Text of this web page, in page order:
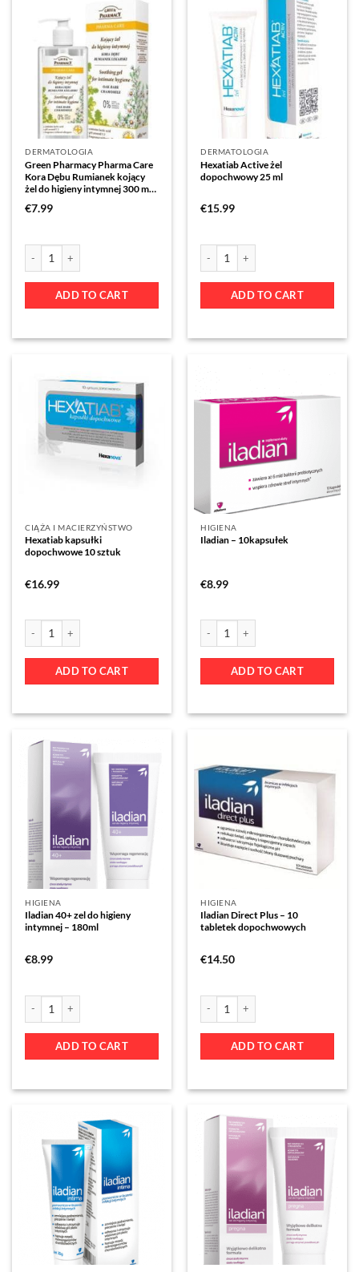
DERMATOLOGIA
Green Pharmacy Pharma Care
Kora Dębu Rumianek kojący
żel do higieny intymnej 300 ml
€7.99
ADD TO CART
DERMATOLOGIA
Hexatiab Active żel
dopochwowy 25 ml
€15.99
ADD TO CART
CIĄŻA I MACIERZYŃSTWO
Hexatiab kapsułki
dopochwowe 10 sztuk
€16.99
ADD TO CART
HIGIENA
Iladian – 10kapsułek
€8.99
ADD TO CART
HIGIENA
Iladian 40+ zel do higieny
intymnej – 180ml
€8.99
ADD TO CART
HIGIENA
Iladian Direct Plus – 10
tabletek dopochwowych
€14.50
ADD TO CART